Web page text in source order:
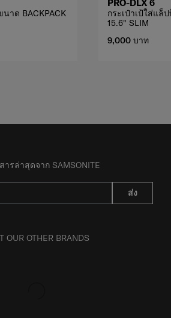
าด BACKPACK
PRO-DLX 6
กระเป๋าเป้ใส่แล็
15.6" SLIM
9,000 บาท
ารล่าสุดจาก SAMSONITE
ส่ง
OUR OTHER BRANDS